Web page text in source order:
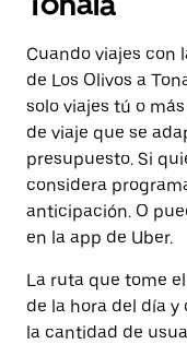
Cuando viajes con
de Los Olivos a
solo viajes tú o
de viaje que se
presupuesto. Si
considera
anticipación. O
en la app de Uber.
La ruta que tome
de la hora del día
la cantidad de